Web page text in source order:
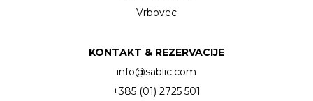
Vrbovec
KONTAKT & REZERVACIJE
info@sablic.com
+385 (01) 2725 501